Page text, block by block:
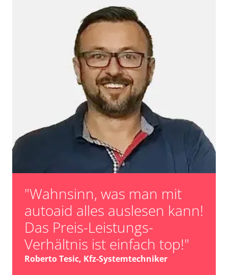
"Wahnsinn, was man mit
autoaid alles auslesen kann!
Das Preis-Leistungs-
Verhältnis ist einfach top!"
Roberto Tesic, Kfz-Systemtechniker